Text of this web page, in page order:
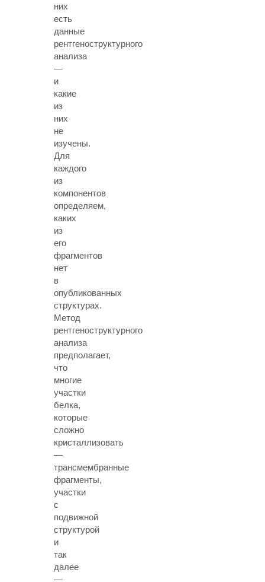
них
есть
данные
рентгеноструктурного
анализа
—
и
какие
из
них
не
изучены.
Для
каждого
из
компонентов
определяем,
каких
из
его
фрагментов
нет
в
опубликованных
структурах.
Метод
рентгеноструктурного
анализа
предполагает,
что
многие
участки
белка,
которые
сложно
кристаллизовать
—
трансмембранные
фрагменты,
участки
с
подвижной
структурой
и
так
далее
—